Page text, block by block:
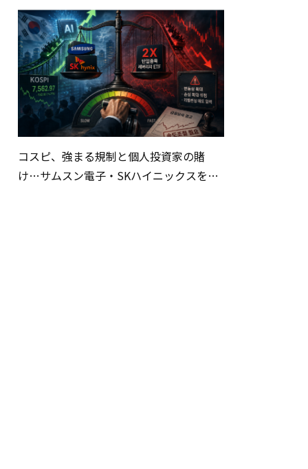
コスピ、強まる規制と個人投資家の賭
け…サムスン電子・SKハイニックスを巡